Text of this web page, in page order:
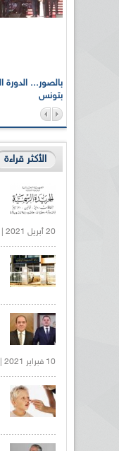
بتونس
الأكثر قراءة
20 أبريل 2021 |
10 فبراير 2021 |